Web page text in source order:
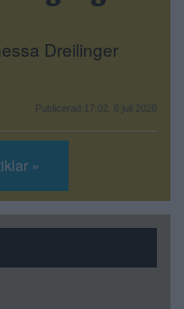
Dreilinger
Publicerad 17:02, 6 juli 2026
»